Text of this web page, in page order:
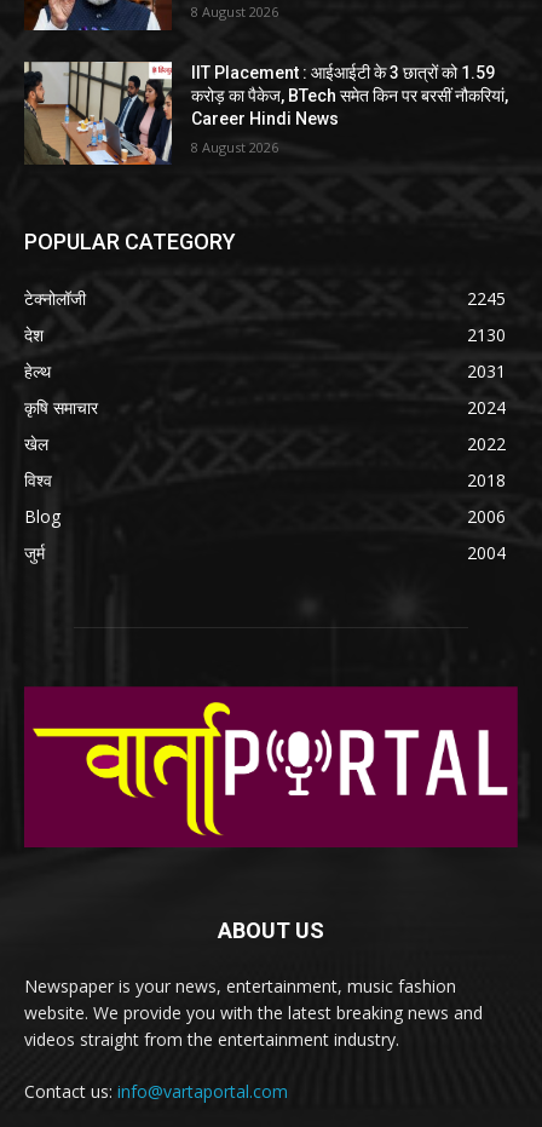
8 August 2026
IIT Placement : आईआईटी के 3 छात्रों को 1.59
करोड़ का पैकेज, BTech समेत किन पर बरसीं नौकरियां,
Career Hindi News
8 August 2026
POPULAR CATEGORY
टेक्नोलॉजी
2245
देश
2130
हेल्थ
2031
कृषि समाचार
2024
खेल
2022
विश्व
2018
Blog
2006
जुर्म
2004
ABOUT US
Newspaper is your news, entertainment, music fashion
website. We provide you with the latest breaking news and
videos straight from the entertainment industry.
Contact us: info@vartaportal.com